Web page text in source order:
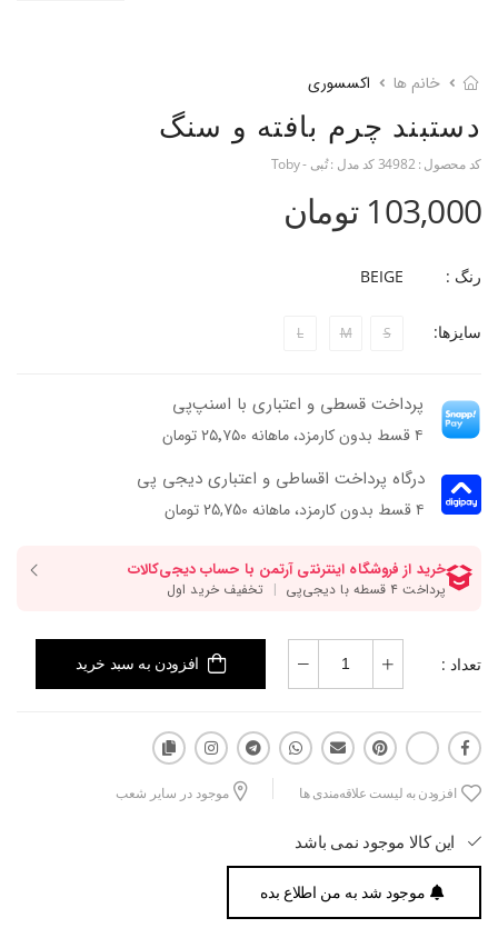
خانم ها اکسسوری
دستبند چرم بافته و سنگ
کد محصول : 34982کد مدل :تُبی - Toby
103,000 تومان
رنگ : BEIGE
سایزها: S
M
L
پرداخت قسطی و اعتباری با اسنپ‌پی
۴ قسط بدون کارمزد، ماهانه ۲۵٬۷۵۰ تومان
درگاه پرداخت اقساطی و اعتباری دیجی پی
۴ قسط بدون کارمزد، ماهانه 25,750 تومان
تعداد : افزودن به سبد خرید
افزودن به لیست علاقه‌مندی ها موجود در سایر شعب
این کالا موجود نمی باشد
موجود شد به من اطلاع بده